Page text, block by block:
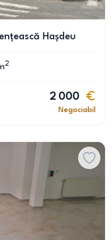
Hașdeu
2
2 000
Negociabil